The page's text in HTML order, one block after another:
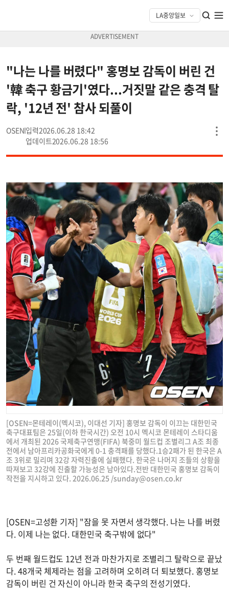
"나는 나를 버렸다" 홍명보 감독이 버린 건
'韓 축구 황금기'였다...거짓말 같은 충격 탈
락, '12년 전' 참사 되풀이
OSEN
2026.06.28 18:42
2026.06.28 18:56
[OSEN=몬테레이(멕시코), 이대선 기자] 홍명보 감독이 이끄는 대한민국
축구대표팀은 25일(이하 한국시간) 오전 10시 멕시코 몬테레이 스타디움
에서 개최된 2026 국제축구연맹(FIFA) 북중미 월드컵 조별리그 A조 최종
전에서 남아프리카공화국에게 0-1 충격패를 당했다.1승2패가 된 한국은 A
조 3위로 밀리며 32강 자력진출에 실패했다. 한국은 나머지 조들의 상황을
따져보고 32강에 진출할 가능성은 남아있다.전반 대한민국 홍명보 감독이
작전을 지시하고 있다. 2026.06.25 /sunday@osen.co.kr
[OSEN=고성환 기자] "잠을 못 자면서 생각했다. 나는 나를 버렸
다. 이제 나는 없다. 대한민국 축구밖에 없다"
두 번째 월드컵도 12년 전과 마찬가지로 조별리그 탈락으로 끝났
다. 48개국 체제라는 점을 고려하며 오히려 더 퇴보했다. 홍명보
감독이 버린 건 자신이 아니라 한국 축구의 전성기였다.